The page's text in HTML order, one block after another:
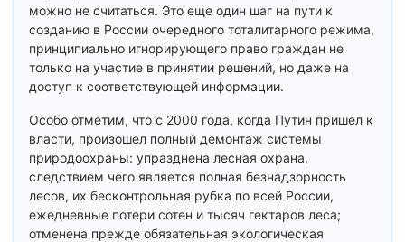
можно не считаться. Это еще один шаг на пути к
созданию в России очередного тоталитарного режима,
принципиально игнорирующего право граждан не
только на участие в принятии решений, но даже на
доступ к соответствующей информации.
Особо отметим, что с 2000 года, когда Путин пришел к
власти, произошел полный демонтаж системы
природоохраны: упразднена лесная охрана,
следствием чего является полная безнадзорность
лесов, их бесконтрольная рубка по всей России,
ежедневные потери сотен и тысяч гектаров леса;
отменена прежде обязательная экологическая